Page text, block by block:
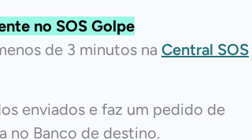
no SOS Golpe
de 3 minutos na Central SOS
enviados e faz um pedido de
no Banco de destino.